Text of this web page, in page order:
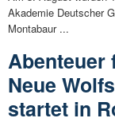
Akademie Deutscher
Montabaur ...
Abenteuer
Neue
startet in